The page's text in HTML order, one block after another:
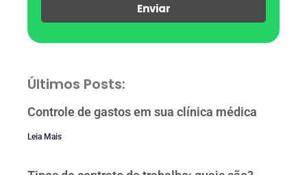
Enviar
Últimos Posts:
Controle de gastos em sua clínica médica
Leia Mais